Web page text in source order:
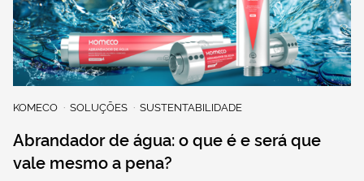
KOMECO SOLUÇÕES SUSTENTABILIDADE
Abrandador de água: o que é e será que
vale mesmo a pena?